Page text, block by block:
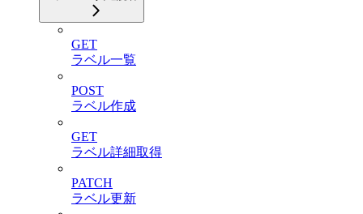
GET
ラベル一覧
POST
ラベル作成
GET
ラベル詳細取得
PATCH
ラベル更新